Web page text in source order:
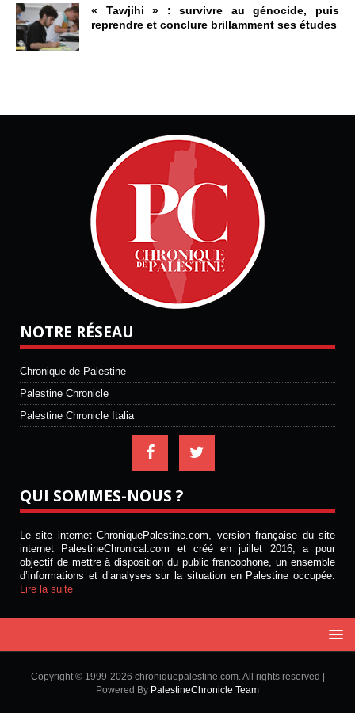
« Tawjihi » : survivre au génocide, puis
reprendre et conclure brillamment ses études
NOTRE RÉSEAU
Chronique de Palestine
Palestine Chronicle
Palestine Chronicle Italia
QUI SOMMES-NOUS ?
Le site internet ChroniquePalestine.com, version française du site
internet PalestineChronical.com et créé en juillet 2016, a pour
objectif de mettre à disposition du public francophone, un ensemble
d’informations et d’analyses sur la situation en Palestine occupée.
Lire la suite
Copyright © 1999-2026 chroniquepalestine.com. All rights reserved |
Powered By PalestineChronicle Team